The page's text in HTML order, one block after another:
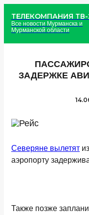
ТЕЛЕКОМПАНИЯ ТВ-
Все новости Мурманска и
Мурманской области
ЗАДЕРЖКЕ
Северяне вылетят
аэропорту
Также позже